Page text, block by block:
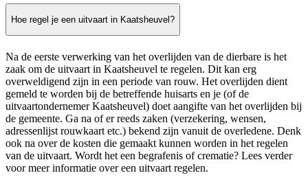
Hoe regel je een uitvaart in Kaatsheuvel?
Na de eerste verwerking van het overlijden van de dierbare is het
zaak om de uitvaart in Kaatsheuvel te regelen. Dit kan erg
overweldigend zijn in een periode van rouw. Het overlijden dient
gemeld te worden bij de betreffende huisarts en je (of de
uitvaartondernemer Kaatsheuvel) doet aangifte van het overlijden bij
de gemeente. Ga na of er reeds zaken (verzekering, wensen,
adressenlijst rouwkaart etc.) bekend zijn vanuit de overledene. Denk
ook na over de kosten die gemaakt kunnen worden in het regelen
van de uitvaart. Wordt het een begrafenis of crematie? Lees verder
voor meer informatie over een uitvaart regelen.